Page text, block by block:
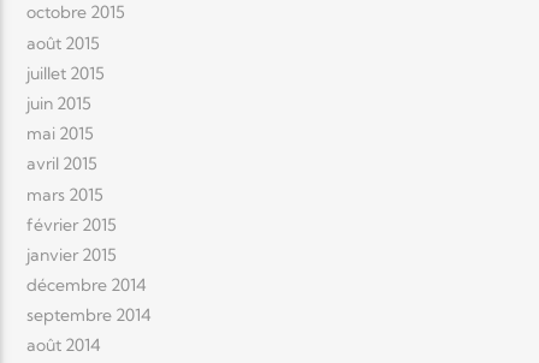
octobre 2015
août 2015
juillet 2015
juin 2015
mai 2015
avril 2015
mars 2015
février 2015
janvier 2015
décembre 2014
septembre 2014
août 2014